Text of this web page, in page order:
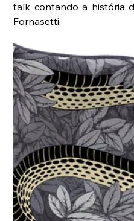
talk contando a história
Fornasetti.